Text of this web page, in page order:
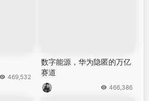
469,532
数字能源，华为隐匿的万亿
赛道
466,386